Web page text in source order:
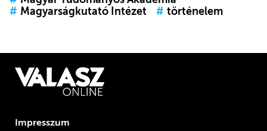
# Magyarságkutató Intézet # történelem
Impresszum